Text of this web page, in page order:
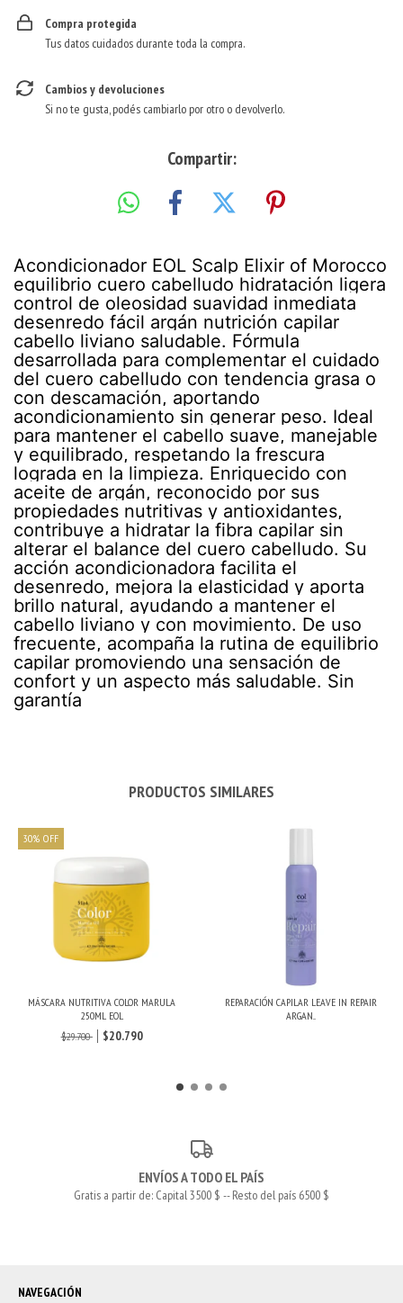
Compra protegida
Tus datos cuidados durante toda la compra.
Cambios y devoluciones
Si no te gusta, podés cambiarlo por otro o devolverlo.
Compartir:
Acondicionador EOL Scalp Elixir of Morocco
equilibrio cuero cabelludo hidratación ligera
control de oleosidad suavidad inmediata
desenredo fácil argán nutrición capilar
cabello liviano saludable. Fórmula
desarrollada para complementar el cuidado
del cuero cabelludo con tendencia grasa o
con descamación, aportando
acondicionamiento sin generar peso. Ideal
para mantener el cabello suave, manejable
y equilibrado, respetando la frescura
lograda en la limpieza. Enriquecido con
aceite de argán, reconocido por sus
propiedades nutritivas y antioxidantes,
contribuye a hidratar la fibra capilar sin
alterar el balance del cuero cabelludo. Su
acción acondicionadora facilita el
desenredo, mejora la elasticidad y aporta
brillo natural, ayudando a mantener el
cabello liviano y con movimiento. De uso
frecuente, acompaña la rutina de equilibrio
capilar promoviendo una sensación de
confort y un aspecto más saludable. Sin
garantía
PRODUCTOS SIMILARES
30% OFF
MÁSCARA NUTRITIVA COLOR MARULA
250ML EOL
$29.700
$20.790
REPARACIÓN CAPILAR LEAVE IN REPAIR
ARGAN...
ENVÍOS A TODO EL PAÍS
Gratis a partir de: Capital 3500 $ -- Resto del país 6500 $
NAVEGACIÓN